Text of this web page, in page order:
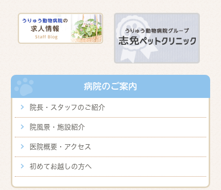
病院のご案内
院長・スタッフのご紹介
院風景・施設紹介
医院概要・アクセス
初めてお越しの方へ